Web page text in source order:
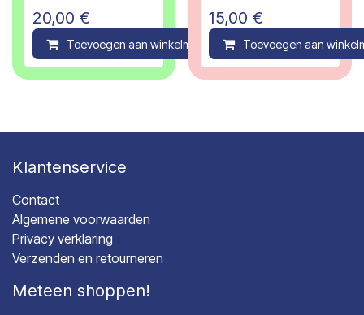
Antwerp, 12 jaar -
PI
20,00 €
Toevoegen aan winkelmandje Compare
15,00 €
Toevoegen aan
Klantenservice
Contact
Algemene voorwaarden
Privacy verklaring
Verzenden en retourneren
Meteen shoppen!